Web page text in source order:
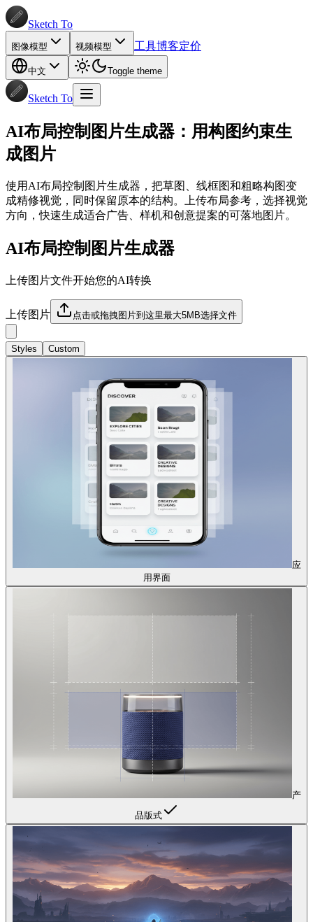
Sketch To
图像模型 视频模型 工具博客定价
中文 Toggle theme
Sketch To
AI布局控制图片生成器：用构图约束生
成图片
使用AI布局控制图片生成器，把草图、线框图和粗略构图变
成精修视觉，同时保留原本的结构。上传布局参考，选择视觉
方向，快速生成适合广告、样机和创意提案的可落地图片。
AI布局控制图片生成器
上传图片文件开始您的AI转换
上传图片 点击或拖拽图片到这里最大5MB选择文件
Styles Custom
应
用界面
产
品版式